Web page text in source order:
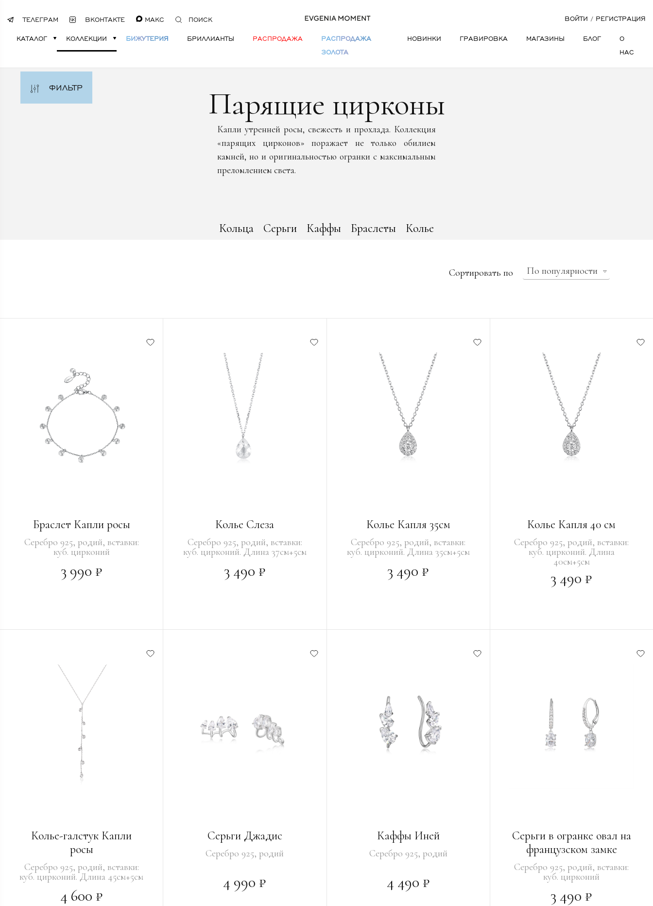
ТЕЛЕГРАМ ВКОНТАКТЕ МАКС ПОИСК ВОЙТИ / РЕГИСТРАЦИЯ
КАТАЛОГ КОЛЛЕКЦИИ БИЖУТЕРИЯ БРИЛЛИАНТЫ РАСПРОДАЖА
РАСПРОДАЖА
ЗОЛОТА
НОВИНКИ ГРАВИРОВКА МАГАЗИНЫ БЛОГ
О
НАС
Парящие цирконы
Капли утренней росы, свежесть и прохлада. Коллекция
«парящих цирконов» поражает не только обилием
камней, но и оригинальностью огранки с максимальным
преломлением света.
Кольца Серьги Каффы Браслеты Колье
ФИЛЬТР
Сортировать по По популярности
Браслет Капли росы
Серебро 925, родий, вставки:
куб. цирконий
3 990 ₽
Колье Слеза
Серебро 925, родий, вставки:
куб. цирконий. Длина 37см+5см
3 490 ₽
Колье Капля 35см
Серебро 925, родий, вставки:
куб. цирконий. Длина 35см+5см
3 490 ₽
Колье Капля 40 см
Серебро 925, родий, вставки:
куб. цирконий. Длина
40см+5см
3 490 ₽
Колье-галстук Капли
росы
Серебро 925, родий, вставки:
куб. цирконий. Длина 45см+5см
4 600 ₽
Серьги Джадис
Серебро 925, родий
4 990 ₽
Каффы Иней
Серебро 925, родий
4 490 ₽
Серьги в огранке овал на
французском замке
Серебро 925, родий, вставки:
куб. цирконий
3 490 ₽